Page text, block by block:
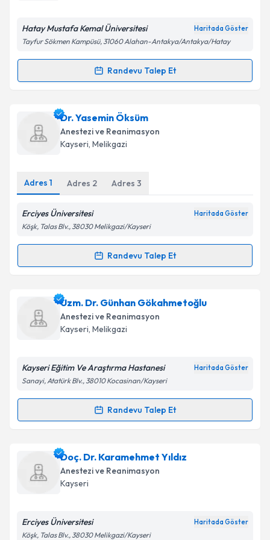
E-posta Adresiniz
Kişisel verilerimin işlenmesine ilişkinAydınlatma
kapsamda işlenmesini kabul ediyorum.
Takvim Talebini Gönder
Hatay Mustafa Kemal Üniversitesi Haritada Göster
Tayfur Sökmen Kampüsü, 31060 Alahan-Antakya/Antakya/Hatay
Randevu Talep Et
Randevu Takvimi Talebi
Dr. Pınar Boynukaraiçin randevu takvimi talebi
oluşturun. Size bu uzmandan randevu almanız için bir
takvim hazırlandığında e-posta ile bilgilendireceğiz.
Kişisel verilerimin işlenmesine ilişkin
kapsamda işlenmesini kabul ediyorum.
Dr. Yasemin Öksüm
Anestezi ve Reanimasyon
Kayseri, Melikgazi
Adres 1 Adres 2 Adres 3
Erciyes Üniversitesi Haritada Göster
Köşk, Talas Blv., 38030 Melikgazi/Kayseri
Randevu Talep Et
Randevu Takvimi Talebi
Dr. Yasemin Öksümiçin randevu takvimi talebi
oluşturun. Size bu uzmandan randevu almanız için bir
takvim hazırlandığında e-posta ile bilgilendireceğiz.
Kişisel verilerimin işlenmesine ilişkin
Metni'ni okudum ve kişisel verilerimin belirtilen
Takvim Talebini Gönder
Uzm. Dr. Günhan Gökahmetoğlu
Anestezi ve Reanimasyon
Kayseri, Melikgazi
Kayseri Eğitim Ve Araştırma Hastanesi Haritada Göster
Sanayi, Atatürk Blv., 38010 Kocasinan/Kayseri
Randevu Talep Et
Randevu Takvimi Talebi
Uzm. Dr. Günhan Gökahmetoğluiçin randevu
takvimi talebi oluşturun. Size bu uzmandan randevu
almanız için bir takvim hazırlandığında e-posta ile
bilgilendireceğiz.
E-posta Adresiniz
Doç. Dr. Karamehmet Yıldız
Anestezi ve Reanimasyon
Kayseri
Erciyes Üniversitesi Haritada Göster
Köşk, Talas Blv., 38030 Melikgazi/Kayseri